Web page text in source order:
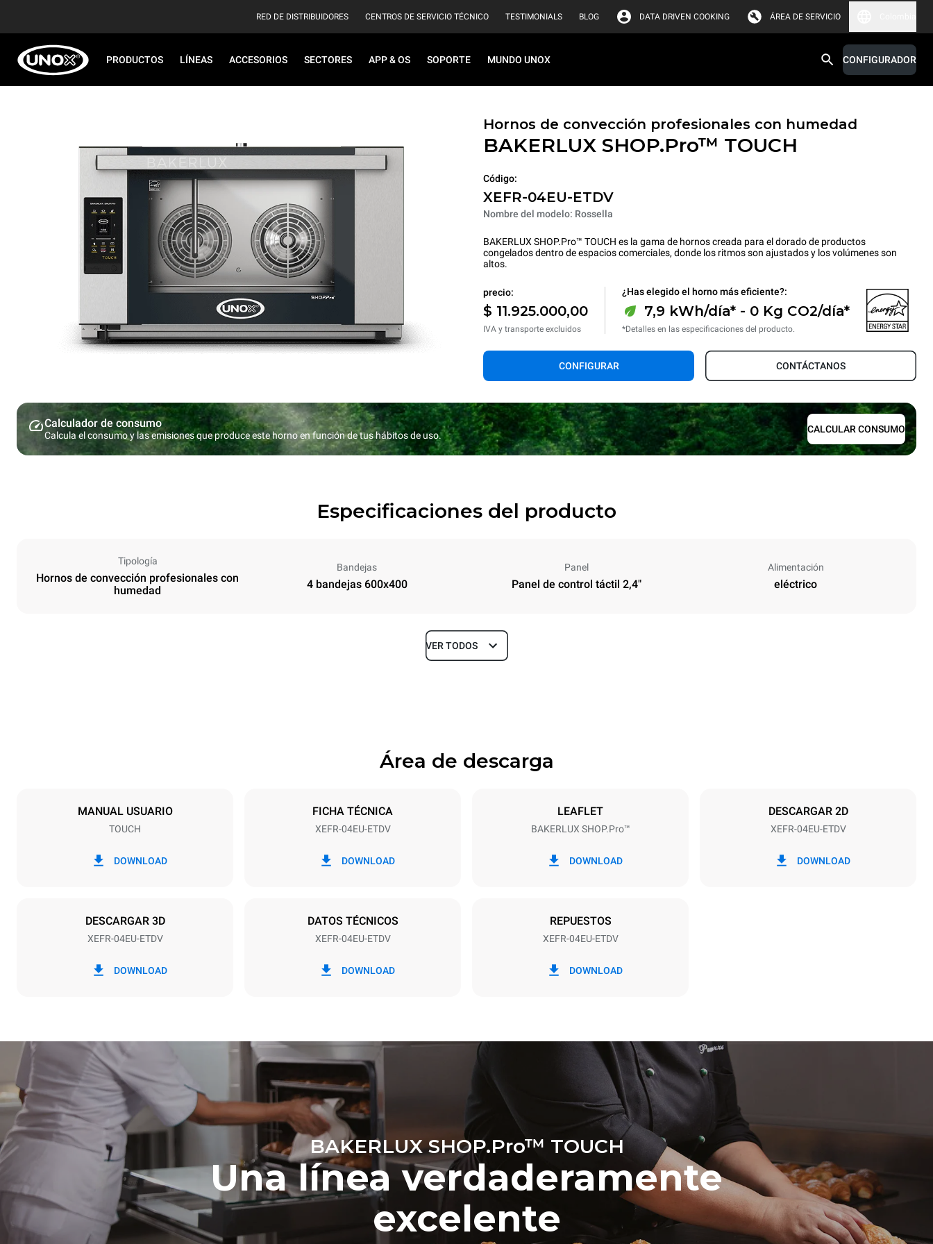
RED DE DISTRIBUIDORES CENTROS DE SERVICIO TÉCNICO TESTIMONIALS BLOG DATA DRIVEN COOKING ÁREA DE SERVICIO
PRODUCTOS LÍNEAS ACCESORIOS SECTORES APP & OS SOPORTE MUNDO UNOX CONFIGURADOR
Hornos de convección profesionales con humedad
BAKERLUX SHOP.Pro™ TOUCH
Código:
XEFR-04EU-ETDV
Nombre del modelo: Rossella
BAKERLUX SHOP.Pro™ TOUCH es la gama de hornos creada para el dorado de productos
congelados dentro de espacios comerciales, donde los ritmos son ajustados y los volúmenes son
altos.
precio:
$ 11.925.000,00
IVA y transporte excluidos
¿Has elegido el horno más eficiente?:
7,9 kWh/día* - 0 Kg CO2/día*
*Detalles en las especificaciones del producto.
CONFIGURAR CONTÁCTANOS
Calculador de consumo
Calcula el consumo y las emisiones que produce este horno en función de tus hábitos de uso.
CALCULAR CONSUMO
Especificaciones del producto
Tipología
Hornos de convección profesionales con
humedad
Bandejas
4 bandejas 600x400
Panel
Panel de control táctil 2,4"
Alimentación
eléctrico
Profundidad
Tamaño de la bandeja
380-415V 3N~ / 220-240V 3~ / 220-240V
Consumo en kwh y emisiones de co2 Consumo en kWh
mezcla de energía de la red a la que está
conectado; estas últimas pueden
eliminarse eligiendo comprar energía
producida a partir de fuentes renovables.
VER TODOS
Área de descarga
MANUAL USUARIO
TOUCH
DOWNLOAD
FICHA TÉCNICA
XEFR-04EU-ETDV
DOWNLOAD
LEAFLET
BAKERLUX SHOP.Pro™
DOWNLOAD
DESCARGAR 2D
XEFR-04EU-ETDV
DOWNLOAD
DESCARGAR 3D
XEFR-04EU-ETDV
DOWNLOAD
DATOS TÉCNICOS
XEFR-04EU-ETDV
DOWNLOAD
REPUESTOS
XEFR-04EU-ETDV
DOWNLOAD
BAKERLUX SHOP.Pro™ TOUCH
Una línea verdaderamente
excelente